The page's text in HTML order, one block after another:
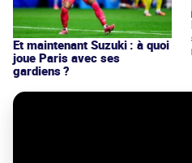
Et maintenant Suzuki : à quoi
joue Paris avec ses
gardiens ?